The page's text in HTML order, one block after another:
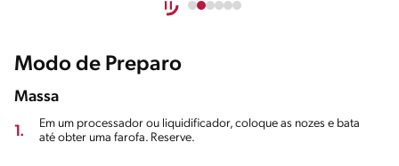
Modo de Preparo
Massa
1.
Em um processador ou liquidificador, coloque as nozes e bata
até obter uma farofa. Reserve.